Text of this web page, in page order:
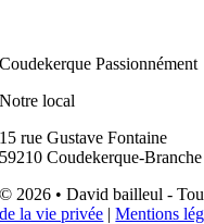
Coudekerque Passionnément
Notre local
15 rue Gustave Fontaine
59210 Coudekerque-Branche
© 2026 • David bailleul -
de la vie privée |Mentions